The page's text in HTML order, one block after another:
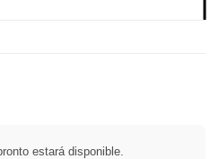
estará disponible.